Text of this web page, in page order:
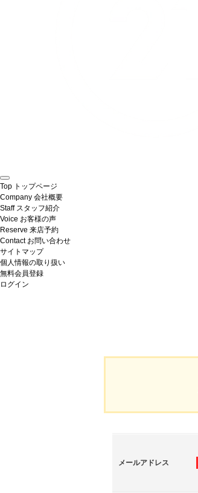
Top トップページ
Company 会社概要
Staff スタッフ紹介
Voice お客様の声
Reserve 来店予約
Contact お問い合わせ
サイトマップ
個人情報の取り扱い
無料会員登録
ログイン
メールアドレス